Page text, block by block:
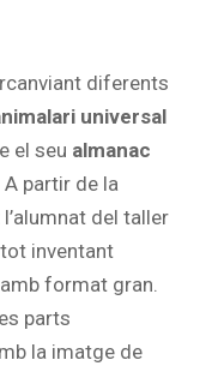
diferents
universal
el seu almanac
partir de la
del taller
inventant
format gran.
parts
la imatge de